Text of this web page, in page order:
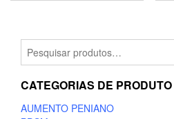
por:
CATEGORIAS DE PRODUTO
AUMENTO PENIANO